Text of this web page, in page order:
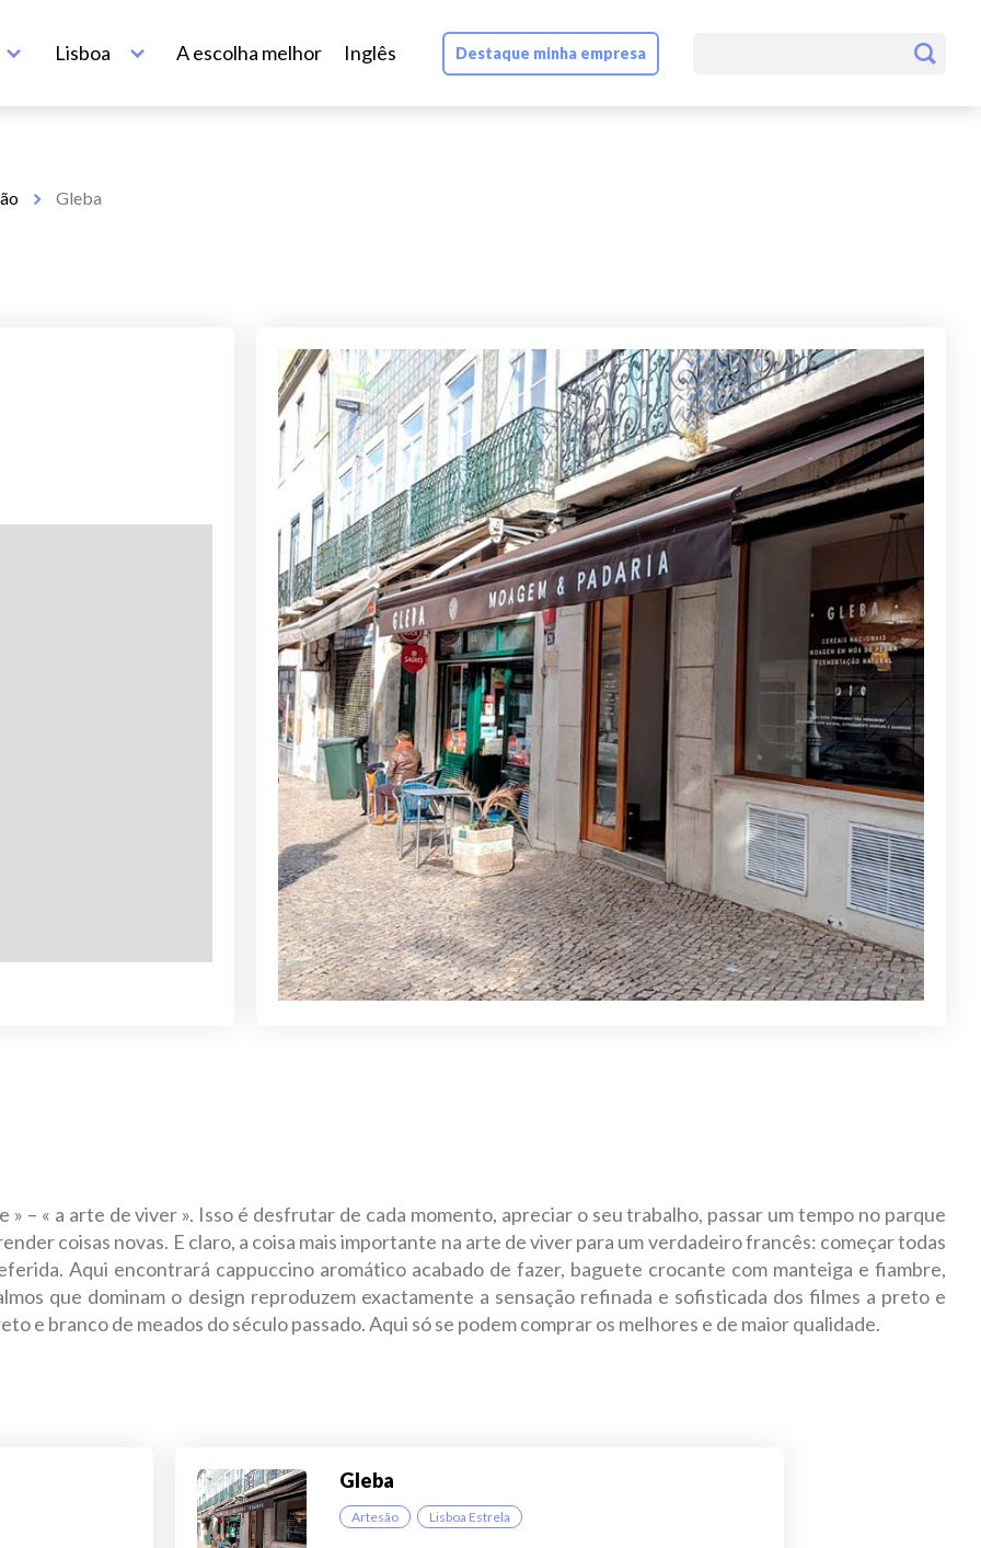
Lisboa A escolha melhor Inglês Destaque minha empresa
Gleba
– « a arte de viver ». Isso é desfrutar de cada momento, apreciar o seu trabalho, passar um tempo no parque
coisas novas. E claro, a coisa mais importante na arte de viver para um verdadeiro francês: começar todas
Aqui encontrará cappuccino aromático acabado de fazer, baguete crocante com manteiga e fiambre,
que dominam o design reproduzem exactamente a sensação refinada e sofisticada dos filmes a preto e
e branco de meados do século passado. Aqui só se podem comprar os melhores e de maior qualidade.
Gleba
Artesão Lisboa Estrela